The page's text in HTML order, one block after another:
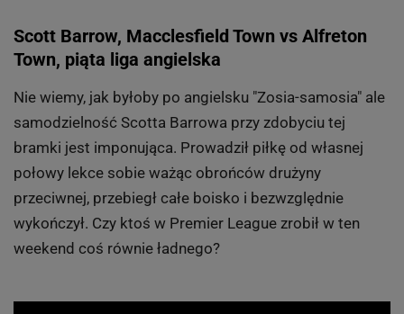
Scott Barrow, Macclesfield Town vs Alfreton
Town, piąta liga angielska
Nie wiemy, jak byłoby po angielsku "Zosia-samosia" ale
samodzielność Scotta Barrowa przy zdobyciu tej
bramki jest imponująca. Prowadził piłkę od własnej
połowy lekce sobie ważąc obrońców drużyny
przeciwnej, przebiegł całe boisko i bezwzględnie
wykończył. Czy ktoś w Premier League zrobił w ten
weekend coś równie ładnego?